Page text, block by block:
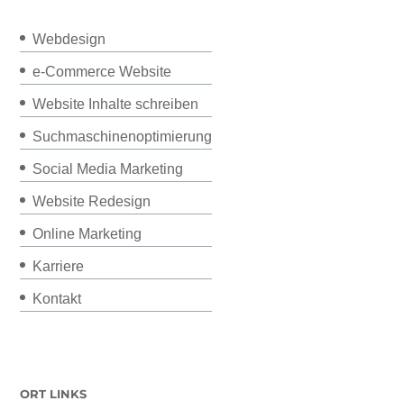
Webdesign
e-Commerce Website
Website Inhalte schreiben
Suchmaschinenoptimierung
Social Media Marketing
Website Redesign
Online Marketing
Karriere
Kontakt
ORT LINKS